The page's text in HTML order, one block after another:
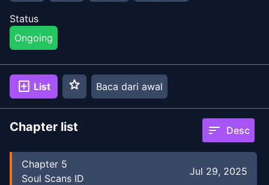
Status
Ongoing
add_box List star Baca dari awal
Chapter list sort Desc
Chapter 5
Soul Scans ID
Jul 29, 2025